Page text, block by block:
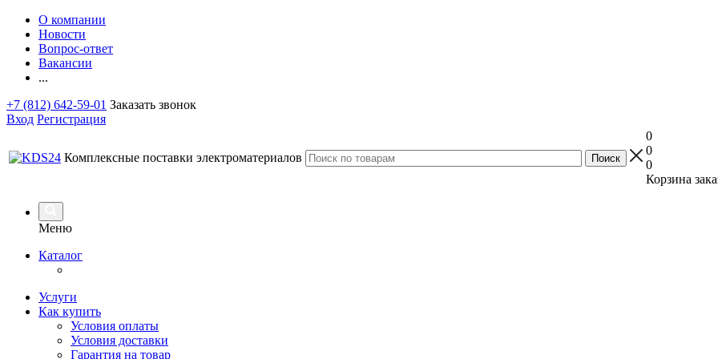
О компании
Новости
Вопрос-ответ
Вакансии
...
+7 (812) 642-59-01 Заказать звонок
Вход Регистрация
Комплексные поставки электроматериалов
0
0
0
Корзина
Меню
Каталог
Услуги
Как купить
Условия оплаты
Условия доставки
Гарантия на товар